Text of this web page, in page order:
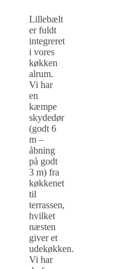
Lillebælt
er fuldt
integreret
i vores
køkken
alrum.
Vi har
en
kæmpe
skydedør
(godt 6
m –
åbning
på godt
3 m) fra
køkkenet
til
terrassen,
hvilket
næsten
giver et
udekøkken.
Vi har